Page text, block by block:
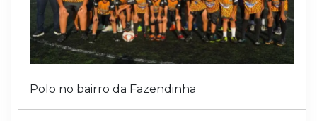
Polo no bairro da Fazendinha